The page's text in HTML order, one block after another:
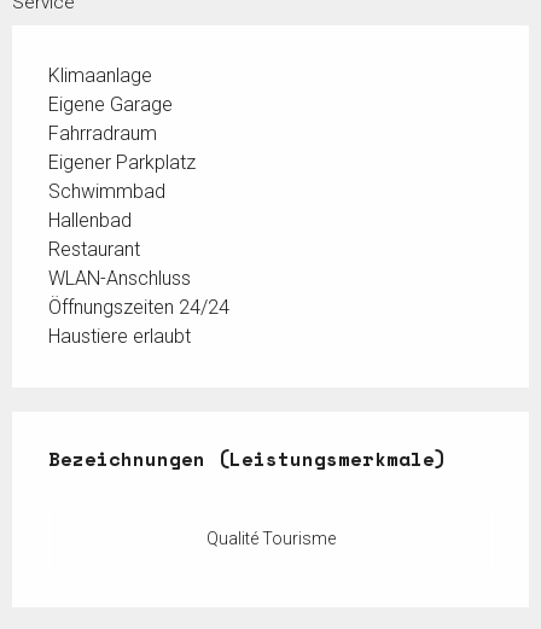
Klimaanlage
Eigene Garage
Fahrradraum
Eigener Parkplatz
Schwimmbad
Hallenbad
Restaurant
WLAN-Anschluss
Öffnungszeiten 24/24
Haustiere erlaubt
Bezeichnungen (Leistungsmerkmale)
Bezeichnungen (Leistungsmerkmale)
Qualité Tourisme